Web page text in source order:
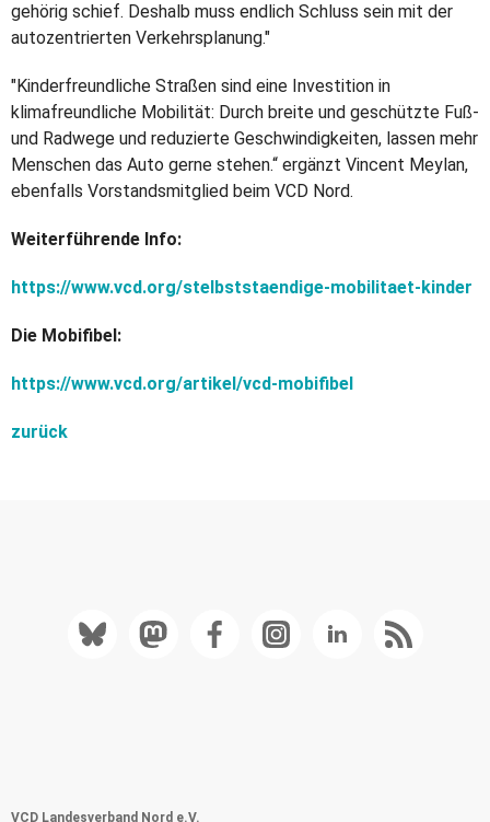
gehörig schief. Deshalb muss endlich Schluss sein mit der
autozentrierten Verkehrsplanung."
"Kinderfreundliche Straßen sind eine Investition in
klimafreundliche Mobilität: Durch breite und geschützte Fuß-
und Radwege und reduzierte Geschwindigkeiten, lassen mehr
Menschen das Auto gerne stehen.“ ergänzt Vincent Meylan,
ebenfalls Vorstandsmitglied beim VCD Nord.
Weiterführende Info:
https://www.vcd.org/stelbststaendige-mobilitaet-kinder
Die Mobifibel:
https://www.vcd.org/artikel/vcd-mobifibel
zurück
VCD Landesverband Nord e.V.